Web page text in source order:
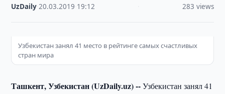
UzDaily ·20.03.2019 19:12 283 views
Узбекистан занял 41 место в рейтинге самых счастливых
стран мира
Ташкент, Узбекистан (UzDaily.uz) --Узбекистан занял 41